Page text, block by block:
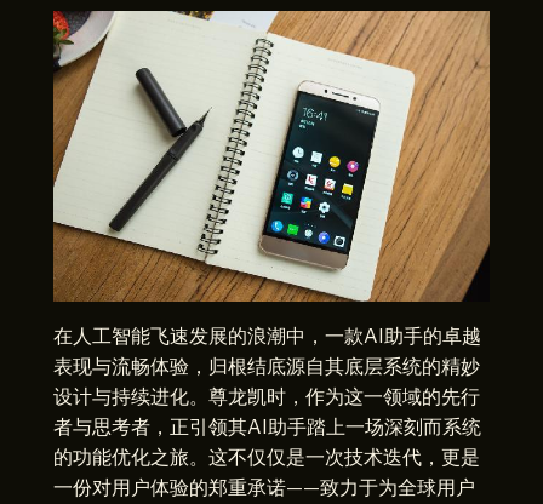
在人工智能飞速发展的浪潮中，一款AI助手的卓越
表现与流畅体验，归根结底源自其底层系统的精妙
设计与持续进化。尊龙凯时，作为这一领域的先行
者与思考者，正引领其AI助手踏上一场深刻而系统
的功能优化之旅。这不仅仅是一次技术迭代，更是
一份对用户体验的郑重承诺——致力于为全球用户